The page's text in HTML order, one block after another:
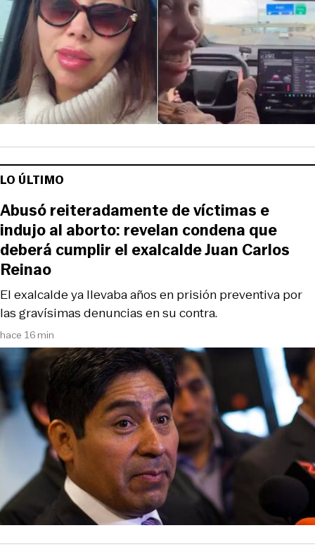
LO ÚLTIMO
hace 16 min
El exalcalde ya llevaba años en prisión preventiva por
las gravísimas denuncias en su contra.
Abusó reiteradamente de víctimas e
indujo al aborto: revelan condena que
deberá cumplir el exalcalde Juan Carlos
Reinao